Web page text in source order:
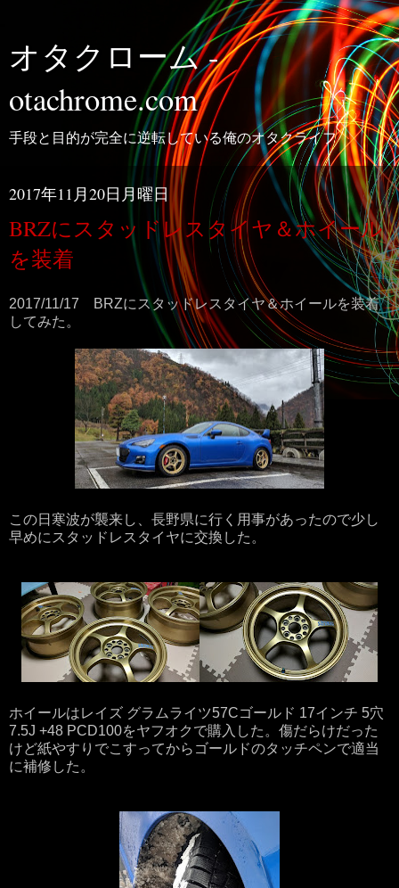
オタクローム -
otachrome.com
手段と目的が完全に逆転している俺のオタクライフ
2017年11月20日月曜日
BRZにスタッドレスタイヤ＆ホイール
を装着
2017/11/17 BRZにスタッドレスタイヤ＆ホイールを装着
してみた。
この日寒波が襲来し、長野県に行く用事があったので少し
早めにスタッドレスタイヤに交換した。
ホイールはレイズ グラムライツ57Cゴールド 17インチ 5穴
7.5J +48 PCD100をヤフオクで購入した。傷だらけだった
けど紙やすりでこすってからゴールドのタッチペンで適当
に補修した。